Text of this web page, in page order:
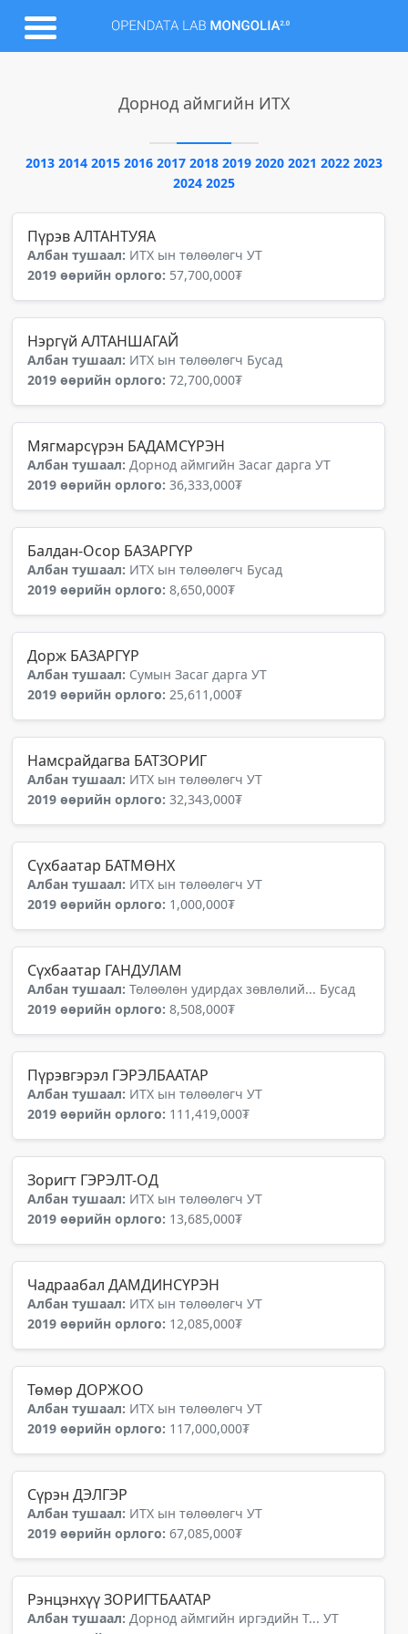
Дорнод аймгийн ИТХ
2013 2014 2015 2016 2017 2018 2019 2020 2021 2022 2023
2024 2025
Пүрэв АЛТАНТУЯА
Албан тушаал: ИТХ ын төлөөлөгч УТ
2019 өөрийн орлого: 57,700,000₮
Нэргүй АЛТАНШАГАЙ
Албан тушаал: ИТХ ын төлөөлөгч Бусад
2019 өөрийн орлого: 72,700,000₮
Мягмарсүрэн БАДАМСҮРЭН
Албан тушаал: Дорнод аймгийн Засаг дарга УТ
2019 өөрийн орлого: 36,333,000₮
Балдан-Осор БАЗАРГҮР
Албан тушаал: ИТХ ын төлөөлөгч Бусад
2019 өөрийн орлого: 8,650,000₮
Дорж БАЗАРГҮР
Албан тушаал: Сумын Засаг дарга УТ
2019 өөрийн орлого: 25,611,000₮
Намсрайдагва БАТЗОРИГ
Албан тушаал: ИТХ ын төлөөлөгч УТ
2019 өөрийн орлого: 32,343,000₮
Сүхбаатар БАТМӨНХ
Албан тушаал: ИТХ ын төлөөлөгч УТ
2019 өөрийн орлого: 1,000,000₮
Сүхбаатар ГАНДУЛАМ
Албан тушаал: Төлөөлөн удирдах зөвлөлий... Бусад
2019 өөрийн орлого: 8,508,000₮
Пүрэвгэрэл ГЭРЭЛБААТАР
Албан тушаал: ИТХ ын төлөөлөгч УТ
2019 өөрийн орлого: 111,419,000₮
Зоригт ГЭРЭЛТ-ОД
Албан тушаал: ИТХ ын төлөөлөгч УТ
2019 өөрийн орлого: 13,685,000₮
Чадраабал ДАМДИНСҮРЭН
Албан тушаал: ИТХ ын төлөөлөгч УТ
2019 өөрийн орлого: 12,085,000₮
Төмөр ДОРЖОО
Албан тушаал: ИТХ ын төлөөлөгч УТ
2019 өөрийн орлого: 117,000,000₮
Сүрэн ДЭЛГЭР
Албан тушаал: ИТХ ын төлөөлөгч УТ
2019 өөрийн орлого: 67,085,000₮
Рэнцэнхүү ЗОРИГТБААТАР
Албан тушаал: Дорнод аймгийн иргэдийн Т... УТ